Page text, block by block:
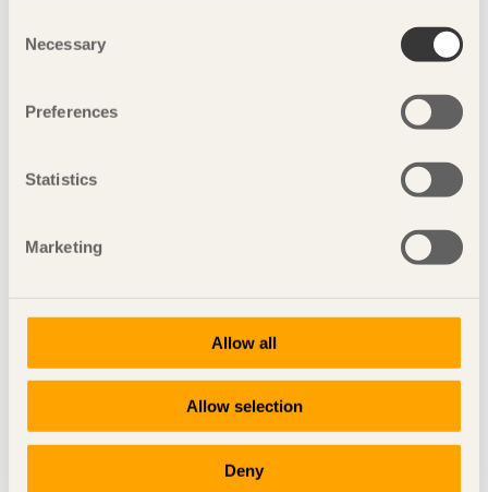
Selection
Necessary
Preferences
Statistics
Marketing
Allow all
Allow selection
Deny
مشاركة هذه الصفحة:
المشاريع الفرعية مع المصممين السويديين